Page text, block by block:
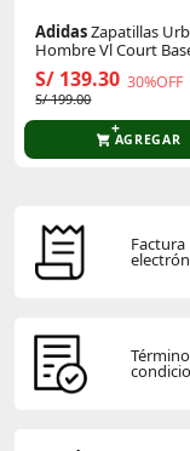
AdidasZapatillas
Hombre Vl Court
S/ 139.30 30%OFF
S/ 199.00
AGREGAR
Factura